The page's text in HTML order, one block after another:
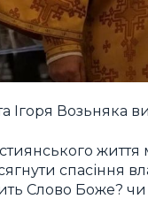
Ігоря Возьняка
життя
спасіння
Слово Боже?